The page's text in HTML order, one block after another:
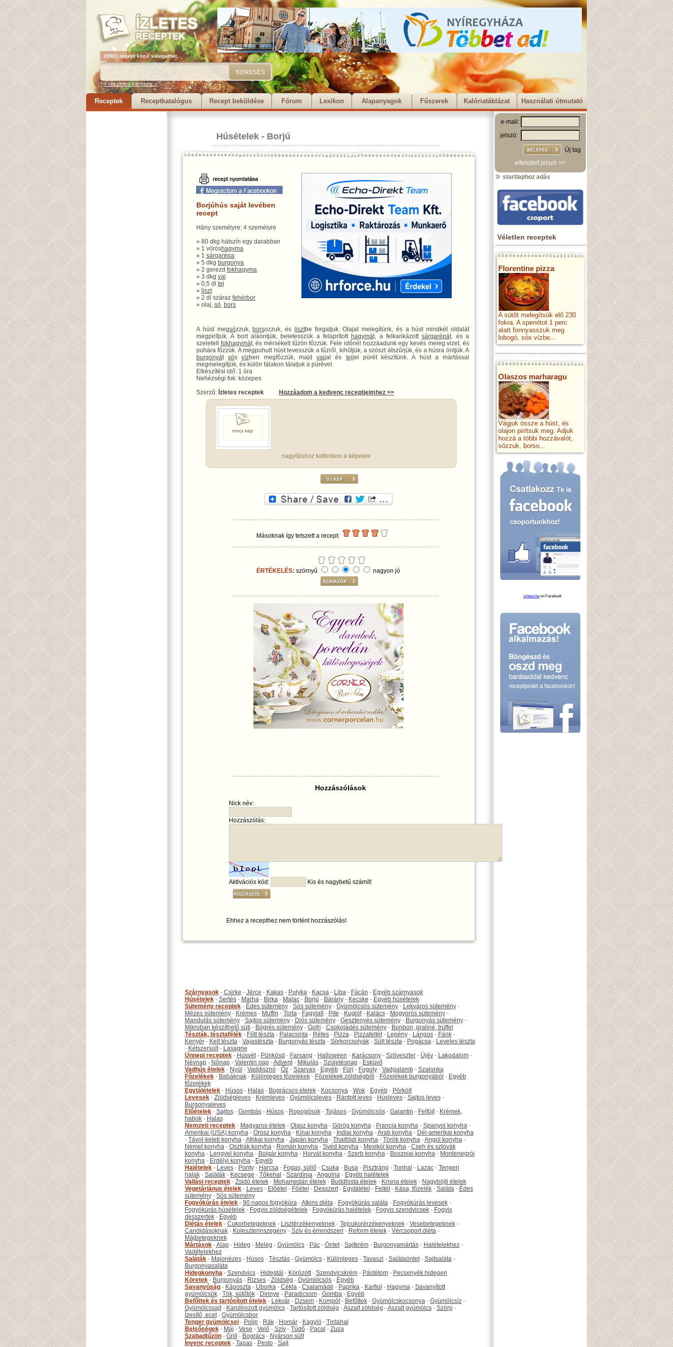
19901 recept közül válogathat...
+ részletes keresés...
Receptek Receptkatalógus Recept beküldése Fórum Lexikon Alapanyagok Fűszerek Kalóriatáblázat Használati útmutató
Húsételek - Borjú
Borjúhús saját levében
recept
Hány személyre: 4 személyre
» 80 dkg hátszín egy darabban
» 1 vöröshagyma
» 1 sárgarépa
» 5 dkg burgonya
» 2 gerezd fokhagyma
» 3 dkg vaj
» 0,5 dl tej
» liszt
» 2 dl száraz fehérbor
» olaj, só, bors
A húst megsózzuk, borsozzuk, és lisztbe forgatjuk. Olajat melegítünk, és a húst mindkét oldalát
megpirítjuk. A bort aláöntjük, beletesszük a felaprított hagymát, a felkarikázottsárgarépát, és a
szeletelt fokhagymát, és mérsékelt tűzön főzzük. Fele időnél hozzáadunk egy kevés meleg vizet, és
puhára főzzük. A megpuhult húst levesszük a tűzről, kihűtjük, a szószt átszűrjük, és a húsra öntjük. A
burgonyátsósvízben megfőzzük, majdvajjal és tejjel pürét készítünk. A húst a mártással
megmelegítjük, és külön tálakon tálaljuk a pürével.
Elkészítési idő: 1 óra
Nehézségi fok: közepes
Szerző: Ízletes receptek Hozzáadom a kedvenc receptjeimhez >>
nagyításhoz kattintson a képekre
Másoknak így tetszett a recept:
ÉRTÉKELÉS: szörnyű nagyon jó
Hozzászólások
Nick név:
Hozzászólás:
Aktivációs kód: Kis és nagybetű számít!
Ehhez a recepthez nem történt hozzászólás!
Szárnyasok- Csirke - Jérce - Kakas- Pulyka- Kacsa- Liba- Fácán - Egyéb szárnyasok
Húsételek- Sertés- Marha- Birka- Malac- Borjú - Bárány- Kecske - Egyéb húsételek
Sütemény receptek- Édes sütemény- Sós sütemény- Gyümölcsös sütemény- Lekváros sütemény-
Mézes sütemény- Krémes- Muffin - Torta- Fagylalt- Pite - Kuglóf- Kalács- Mogyorós sütemény-
Mandulás sütemény- Sajtos sütemény- Diós sütemény- Gesztenyés sütemény- Burgonyás sütemény-
Mikroban készíthető süti - Bögrés sütemény- Gofri - Csokoládés sütemény- Bonbon, praliné, trüffel
Tészták, tésztafélék- Főtt tészta- Palacsinta- Rétes- Pizza- Pizzafeltét- Lepény- Lángos- Fánk-
Kenyér- Kelt tészta- Vajastészta- Burgonyás tészta- Sörkorcsolyák- Sült tészta- Pogácsa- Leveles tészta
- Kétszersült- Lasagne
Ünnepi receptek- Húsvét- Pünkösd - Farsang - Halloween - Karácsony- Szilveszter- Újév- Lakodalom-
Névnap- Nőnap- Valentin nap-Advent- Mikulás- Születésnap- Esküvő
Vadhús ételek- Nyúl - Vaddisznó- Őz- Szarvas- Egyéb- Fürj - Fogoly- Vadgalamb- Szalonka
Főzelékek- Babáknak- Különleges főzelékek- Főzelékek zöldségből - Főzelékek burgonyából - Egyéb
főzelékek
Egytálételek- Húsos- Halas- Bográcsos ételek- Kocsonya- Wok- Egyéb- Pörkölt
Levesek- Zöldségleves- Krémleves- Gyümölcsleves- Rántott leves- Húsleves- Sajtos leves-
Burgonyaleves
Előételek- Sajtos- Gombás- Húsos- Ropogósok- Tojásos- Gyümölcsös- Galantin - Felfújt- Krémek,
habok- Halas
Nemzeti receptek- Magyaros ételek- Olasz konyha- Görög konyha- Francia konyha- Spanyol konyha-
Amerikai (USA) konyha- Orosz konyha- Kínai konyha- Indiai konyha-Arab konyha- Dél-amerikai konyha
- Távol-keleti konyha-Afrikai konyha- Japán konyha- Thaiföldi konyha- Török konyha-Angol konyha-
Német konyha- Osztrák konyha- Román konyha- Svéd konyha- Mexikói konyha- Cseh és szlovák
konyha- Lengyel konyha- Bolgár konyha- Horvát konyha- Szerb konyha- Boszniai konyha- Montenegrói
konyha- Erdélyi konyha- Egyéb
Halételek- Leves- Ponty- Harcsa- Fogas, süllő- Csuka- Busa- Pisztráng - Tonhal - Lazac- Tengeri
halak- Saláták- Kecsege - Tőkehal - Szardínia-Angolna- Egyéb halételek
Vallási receptek- Zsidó ételek- Mohamedán ételek- Buddhista ételek- Krisna ételek- Nagyböjti ételek
Vegetáriánus ételek- Leves- Előétel - Főétel - Desszert- Egytálétel - Feltét- Kása, főzelék- Saláta- Édes
sütemény- Sós sütemény
Fogyókúrás ételek- 90 napos fogyókúra-Atkins diéta- Fogyókúrás saláta- Fogyókúrás levesek-
Fogyókúrás húsételek- Fogyis zöldségételek- Fogyókúrás halételek- Fogyis szendvicsek- Fogyis
desszertek- Egyéb
Diétás ételek- Cukorbetegeknek- Lisztérzékenyeknek- Tejcukorérzékenyeknek- Vesebetegeknek-
Candidásoknak- Koleszterinszegény- Szív és érrendszeri - Reform ételek- Vércsoport diéta-
Májbetegeknek
Mártások-Alap- Hideg - Meleg - Gyümölcs- Pác- Öntet- Sajtkrém- Burgonyamártás- Halételekhez-
Vadételekhez
Saláták- Majonézes- Húsos- Tésztás- Gyümölcs- Különleges- Tavaszi - Salátaöntet- Sajtsaláta-
Burgonyasaláta
Hidegkonyha- Szendvics- Hidegtál - Körözött- Szendvicskrém- Pástétom- Pecsenyék hidegen
Köretek- Burgonyás- Rizses- Zöldség - Gyümölcsös- Egyéb
Savanyúság- Káposzta- Uborka- Cékla- Csalamádé - Paprika- Karfiol - Hagyma- Savanyított
gyümölcsök- Tök, sütőtök- Dinnye - Paradicsom- Gomba- Egyéb
Befőttek és tartósított ételek- Lekvár- Dzsem- Kompót- Befőttek- Gyümölcskocsonya- Gyümölcsíz-
Gyümölcssajt- Kandírozott gyümölcs- Tartósított zöldség -Aszalt zöldség -Aszalt gyümölcs- Szörp-
Ízesítő, ecet- Gyümölcsbor
Tenger gyümölcsei- Polip- Rák- Homár- Kagyló- Tintahal
Belsőségek- Máj - Vese - Velő- Szív- Tüdő- Pacal - Zuza
Szabadtűzön- Grill - Bogrács- Nyárson sült
Ínyenc receptek- Tapas- Pesto- Sajt
e-mail:
jelszó:
Új tag
elfelejtett jelszó >>
startlaphoz adás
Véletlen receptek
Florentine pizza
A sütőt melegítsük elő 230
fokra. A spenótot 1 perc
alatt fonnyasszuk meg
lobogó, sós vízbe...
Olaszos marharagu
Vágjuk össze a húst, és
olajon pirítsuk meg. Adjuk
hozzá a többi hozzávalót,
sózzuk, borso...
izletes.hu on Facebook